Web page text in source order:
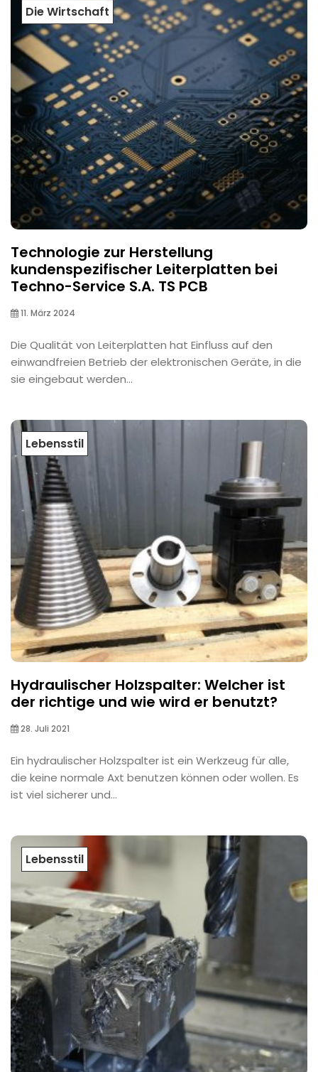
Die Wirtschaft
Technologie zur Herstellung
kundenspezifischer Leiterplatten bei
Techno-Service S.A. TS PCB
11. März 2024
Die Qualität von Leiterplatten hat Einfluss auf den
einwandfreien Betrieb der elektronischen Geräte, in die
sie eingebaut werden...
Lebensstil
Hydraulischer Holzspalter: Welcher ist
der richtige und wie wird er benutzt?
28. Juli 2021
Ein hydraulischer Holzspalter ist ein Werkzeug für alle,
die keine normale Axt benutzen können oder wollen. Es
ist viel sicherer und...
Lebensstil